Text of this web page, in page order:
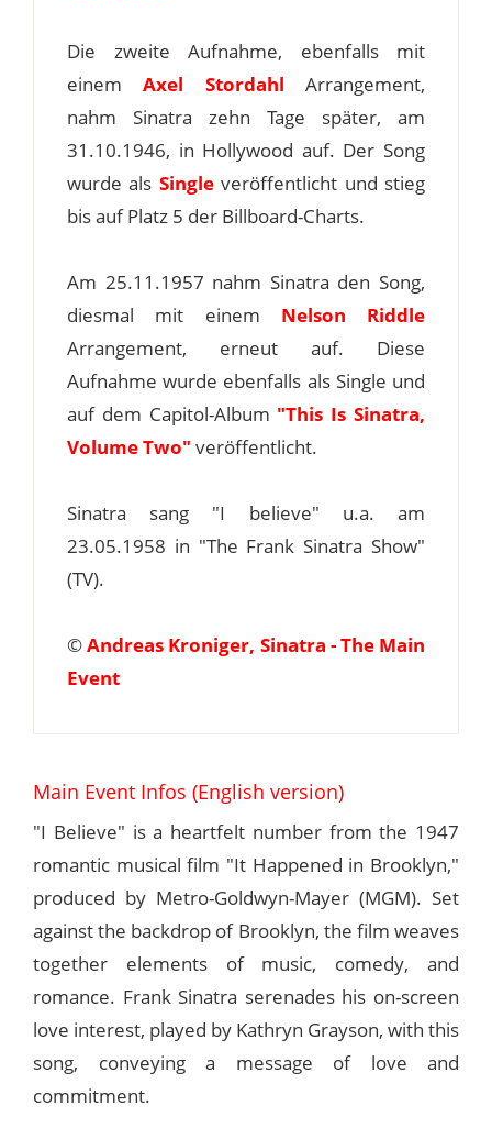
Die zweite Aufnahme, ebenfalls mit
einemAxel Stordahl Arrangement,
nahm Sinatra zehn Tage später, am
31.10.1946, in Hollywood auf. Der Song
wurde als Singleveröffentlicht und stieg
bis auf Platz 5 der Billboard-Charts.
Am 25.11.1957 nahm Sinatra den Song,
diesmal mit einem Nelson Riddle
Arrangement, erneut auf. Diese
Aufnahme wurde ebenfalls als Single und
auf dem Capitol-Album "This Is Sinatra,
Volume Two" veröffentlicht.
Sinatra sang "I believe" u.a. am
23.05.1958 in "The Frank Sinatra Show"
(TV).
©Andreas Kroniger, Sinatra - The Main
Event
Main Event Infos (English version)
"I Believe" is a heartfelt number from the 1947
romantic musical film "It Happened in Brooklyn,"
produced by Metro-Goldwyn-Mayer (MGM). Set
against the backdrop of Brooklyn, the film weaves
together elements of music, comedy, and
romance. Frank Sinatra serenades his on-screen
love interest, played by Kathryn Grayson, with this
song, conveying a message of love and
commitment.